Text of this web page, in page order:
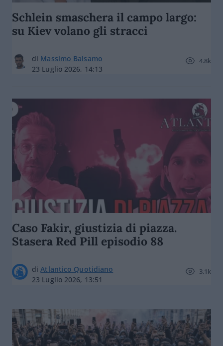
Schlein smaschera il campo largo:
su Kiev volano gli stracci
di Massimo Balsamo
23 Luglio 2026, 14:13
4.8k
Caso Fakir, giustizia di piazza.
Stasera Red Pill episodio 88
diAtlantico Quotidiano
23 Luglio 2026, 13:51
3.1k